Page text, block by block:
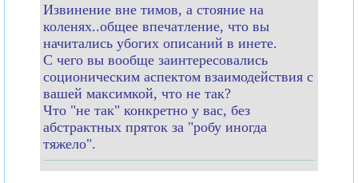
Извинение вне тимов, а стояние на
коленях..общее впечатление, что вы
начитались убогих описаний в инете.
С чего вы вообще заинтересовались
соционическим аспектом взаимодействия с
вашей максимкой, что не так?
Что "не так" конкретно у вас, без
абстрактных пряток за "робу иногда
тяжело".